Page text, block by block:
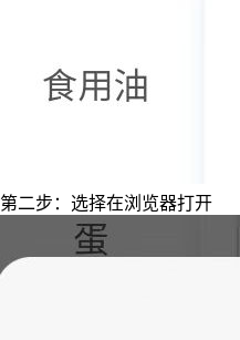
第二步：选择在浏览器打开